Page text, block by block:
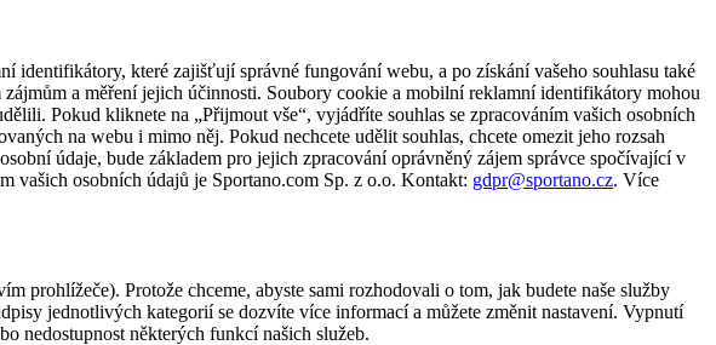
které zajišťují správné fungování webu, a po získání vašeho souhlasu také
a měření jejich účinnosti. Soubory cookie a mobilní reklamní identifikátory mohou
Pokud kliknete na „Přijmout vše“, vyjádříte souhlas se zpracováním vašich osobních
na webu i mimo něj. Pokud nechcete udělit souhlas, chcete omezit jeho rozsah
údaje, bude základem pro jejich zpracování oprávněný zájem správce spočívající v
vašich osobních údajů je Sportano.com Sp. z o.o. Kontakt: gdpr@sportano.cz. Více
prohlížeče). Protože chceme, abyste sami rozhodovali o tom, jak budete naše služby
jednotlivých kategorií se dozvíte více informací a můžete změnit nastavení. Vypnutí
nedostupnost některých funkcí našich služeb.